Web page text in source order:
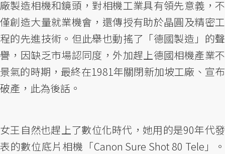
廠製造相機和鏡頭，對相機工業具有領先意義，不
僅創造大量就業機會，還傳授有助於晶圓及精密工
程的先進技術。但此舉也動搖了「德國製造」的聲
譽，因缺乏市場認同度，外加趕上德國相機產業不
景氣的時期，最終在1981年關閉新加坡工廠、宣布
破產，此為後話。
女王自然也趕上了數位化時代，她用的是90年代發
表的數位底片相機「Canon Sure Shot 80 Tele」。